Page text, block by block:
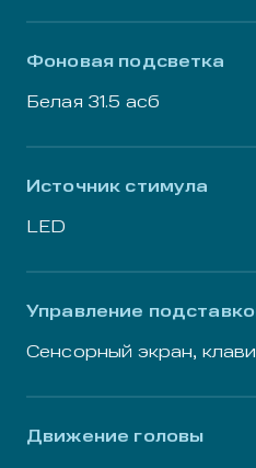
Фоновая подсветка
Белая 31.5 асб
Источник стимула
LED
Управление
Сенсорный экран,
Движение головы